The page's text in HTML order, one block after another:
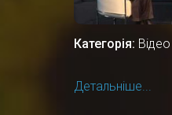
Категорія: Відео
Детальніше...